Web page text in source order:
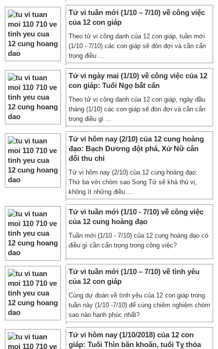
Tử vi tuần mới (1/10 – 7/10) về công việc
của 12 con giáp
Theo tử vi công danh của 12 con giáp, tuần mới
(1/10 - 7/10) các con giáp sẽ đón đợi và cần cẩn
trọng điều ...
Tử vi ngày mai (1/10) về công việc của 12
con giáp: Tuổi Ngọ bất cẩn
Theo tử vi công danh của 12 con giáp, ngày đầu
tháng (1/10) các con giáp sẽ đón đợi và cần cẩn
trọng điều gì ...
Tử vi hôm nay (2/10) của 12 cung hoàng
đạo: Bạch Dương đột phá, Xử Nữ cân
đối thu chi
Tử vi hôm nay (2/10) của 12 cung hoàng đạo:
Thứ ba với chòm sao Song Tử sẽ khá thú vị,
không ít những điều ...
Tử vi tuần mới (1/10 - 7/10) về công việc
của 12 cung hoàng đạo
Tuần mới (1/10 - 7/10) của 12 cung hoàng đạo có
điều gì cần cẩn trọng trong công việc?
Tử vi tuần mới (1/10 – 7/10) về tình yêu
của 12 con giáp
Cùng dự đoán về tình yêu của 12 con giáp trong
tuần này (1/10 -7/10) để cùng chiêm nghiệm chòm
sao nào hạnh phúc nhất?
Tử vi hôm nay (1/10/2018) của 12 con
giáp: Tuổi Thìn băn khoăn, tuổi Tỵ thỏa